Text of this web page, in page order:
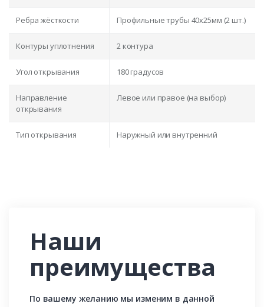
Ребра жёсткости Профильные трубы 40х25мм (2 шт.)
Контуры уплотнения 2 контура
Угол открывания 180 градусов
Направление
открывания
Левое или правое (на выбор)
Тип открывания Наружный или внутренний
Наши
преимущества
По вашему желанию мы изменим в данной